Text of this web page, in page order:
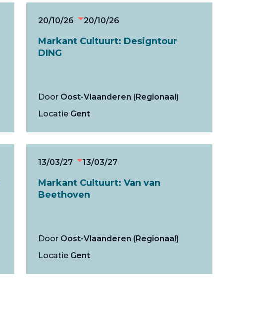
20/10/26 20/10/26
Markant Cultuurt: Designtour
DING
Door Oost-Vlaanderen (Regionaal)
Locatie Gent
13/03/27 13/03/27
Markant Cultuurt: Van van
Beethoven
Door Oost-Vlaanderen (Regionaal)
Locatie Gent